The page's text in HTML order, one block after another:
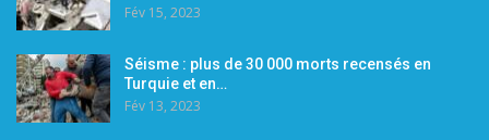
Fév 15, 2023
Séisme : plus de 30 000 morts recensés en
Turquie et en…
Fév 13, 2023